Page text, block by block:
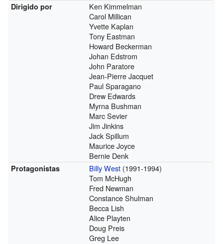
Dirigido por
Ken Kimmelman
Carol Millican
Yvette Kaplan
Tony Eastman
Howard Beckerman
Johan Edstrom
John Paratore
Jean-Pierre Jacquet
Paul Sparagano
Drew Edwards
Myrna Bushman
Marc Sevier
Jim Jinkins
Jack Spillum
Maurice Joyce
Bernie Denk
Protagonistas Billy West (1991-1994)
Tom McHugh
Fred Newman
Constance Shulman
Becca Lish
Alice Playten
Doug Preis
Greg Lee